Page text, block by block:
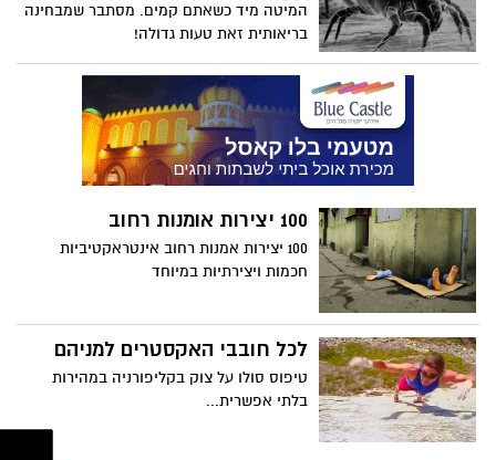
המיטה מיד כשאתם קמים. מסתבר שמבחינה
בריאותית זאת טעות גדולה!
100 יצירות אומנות רחוב
100 יצירות אמנות רחוב אינטראקטיביות
חכמות ויצירתיות במיוחד
לכל חובבי האקסטרים למניהם
טיפוס סולו על צוק בקליפורניה במהירות
בלתי אפשרית...